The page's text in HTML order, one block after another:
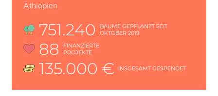
Äthiopien
751.240
BÄUME GEPFLANZT SEIT
OKTOBER 2019
88
FINANZIERTE
PROJEKTE
135.000 € INSGESAMT GESPENDET